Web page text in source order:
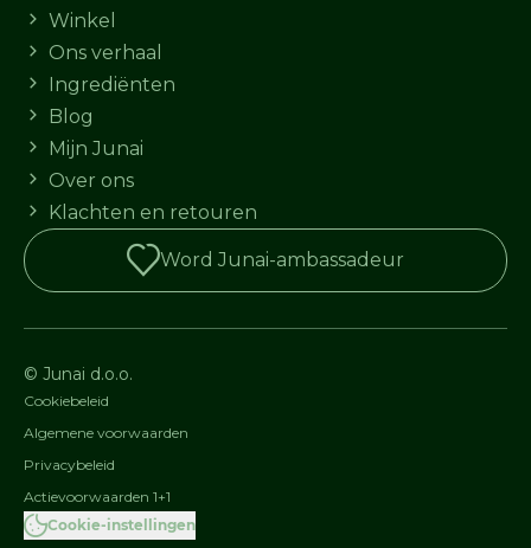
Winkel
Ons verhaal
Ingrediënten
Blog
Mijn Junai
Over ons
Klachten en retouren
Word Junai-ambassadeur
© Junai d.o.o.
Cookiebeleid
Algemene voorwaarden
Privacybeleid
Actievoorwaarden 1+1
Cookie-instellingen